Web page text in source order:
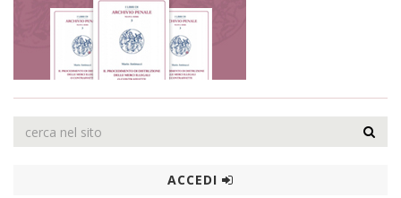
ACCEDI